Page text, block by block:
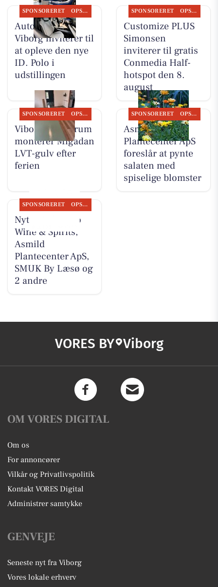
SPONSORERET OPSLAGSTAVLEN
Autocentralen
Viborg inviterer til
at opleve den nye
ID. Polo i
udstillingen
SPONSORERET OPSLAGSTAVLEN
Customize PLUS
Simonsen
inviterer til gratis
Conmedia Half-
hotspot den 8.
august
SPONSORERET OPSLAGSTAVLEN
Viborg Gulvforum
monterer Migadan
LVT-gulv efter
ferien
SPONSORERET OPSLAGSTAVLEN
Asmild
Plantecenter ApS
foreslår at pynte
salaten med
spiselige blomster
SPONSORERET OPSLAGSTAVLEN
Nyt fra Lahvino
Wine & Spirits,
Asmild
Plantecenter ApS,
SMUK By Læsø og
2 andre
VORES BY Viborg
OM VORES DIGITAL
Om os
For annoncører
Vilkår og Privatlivspolitik
Kontakt VORES Digital
Administrer samtykke
GENVEJE
Seneste nyt fra Viborg
Vores lokale erhverv